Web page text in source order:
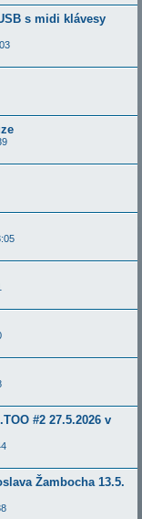
s midi klávesy
#2 27.5.2026 v
Žambocha 13.5.